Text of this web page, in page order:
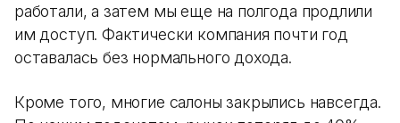
работали, а затем мы еще на полгода продлили
им доступ. Фактически компания почти год
оставалась без нормального дохода.
Кроме того, многие салоны закрылись навсегда.